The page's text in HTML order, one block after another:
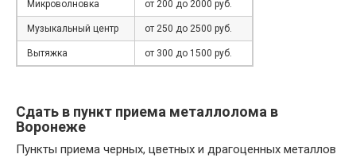
Микроволновка от 200 до 2000 руб.
Музыкальный центр от 250 до 2500 руб.
Вытяжка от 300 до 1500 руб.
Сдать в пункт приема металлолома в
Воронеже
Пункты приема черных, цветных и драгоценных металлов